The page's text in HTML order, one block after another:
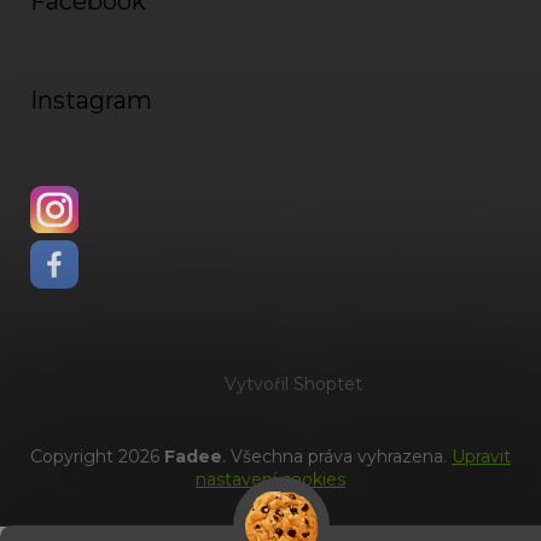
Instagram
Vytvořil Shoptet
Copyright 2026 Fadee. Všechna práva vyhrazena. Upravit
nastavení cookies